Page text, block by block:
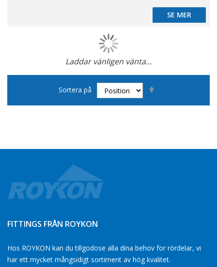
SE MER
SE MER
Laddar vänligen vänta...
Page
Sortera på
FITTINGS FRÅN ROYKON
Hos ROYKON kan du tillgodose alla dina behov for rördelar, vi
har ett mycket mångsidigt sortiment av hög kvalitet.